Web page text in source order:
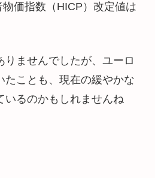
物価指数（HICP）改定値は
りませんでしたが、ユーロ
たことも、現在の緩やかな
いるのかもしれませんね